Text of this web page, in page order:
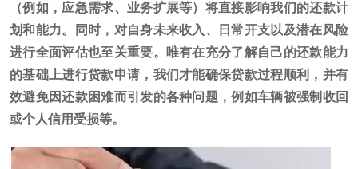
（例如，应急需求、业务扩展等）将直接影响我们的还款计
划和能力。同时，对自身未来收入、日常开支以及潜在风险
进行全面评估也至关重要。唯有在充分了解自己的还款能力
的基础上进行贷款申请，我们才能确保贷款过程顺利，并有
效避免因还款困难而引发的各种问题，例如车辆被强制收回
或个人信用受损等。